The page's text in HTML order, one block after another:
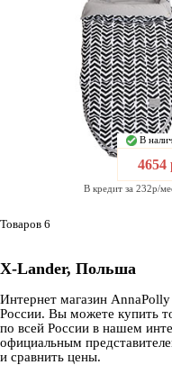
В
4654
В кредит за 232р/
Товаров 6
X-Lander, Польша
Интернет магазин
России. Вы можете купить
по всей России в нашем
официальным
и сравнить цены.